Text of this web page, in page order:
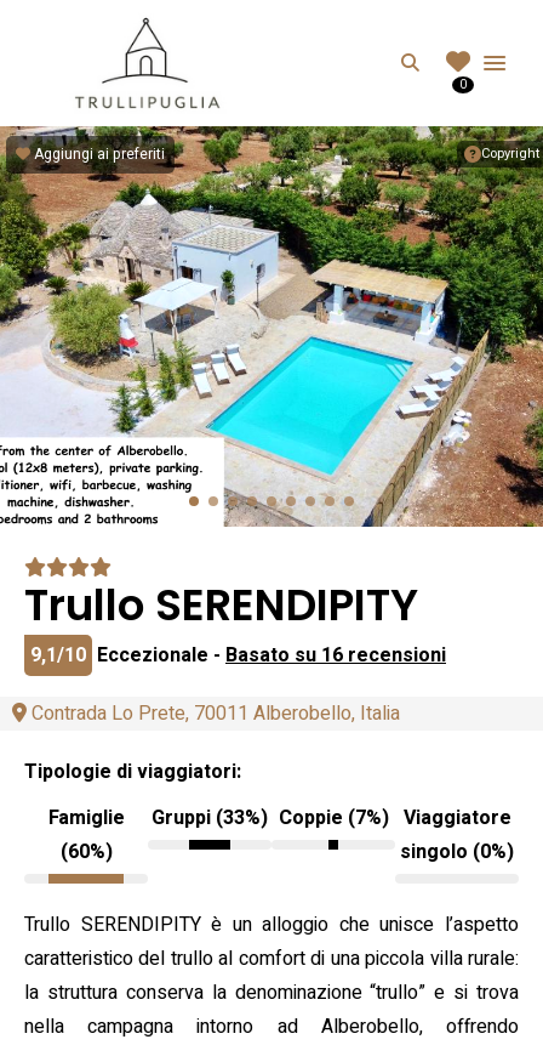
Search
0
Copyright
Aggiungi ai preferiti
Trullo SERENDIPITY
9,1/10 Eccezionale - Basato su 16 recensioni
Contrada Lo Prete, 70011 Alberobello, Italia
Tipologie di viaggiatori:
Famiglie
(60%)
Gruppi (33%) Coppie (7%) Viaggiatore
singolo (0%)
Trullo SERENDIPITY è un alloggio che unisce l’aspetto
caratteristico del trullo al comfort di una piccola villa rurale:
la struttura conserva la denominazione “trullo” e si trova
nella campagna intorno ad Alberobello, offrendo